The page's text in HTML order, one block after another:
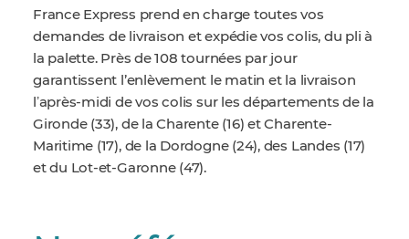
France Express prend en charge toutes vos
demandes de livraison et expédie vos colis, du pli à
la palette. Près de 108 tournées par jour
garantissent l’enlèvement le matin et la livraison
lʼaprès-midi de vos colis sur les départements de la
Gironde (33), de la Charente (16) et Charente-
Maritime (17), de la Dordogne (24), des Landes (17)
et du Lot-et-Garonne (47).